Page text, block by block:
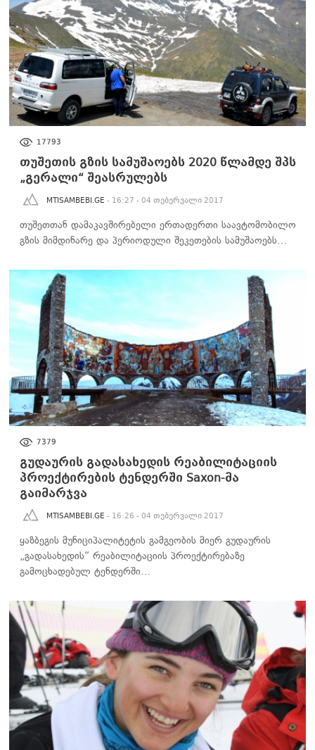
17793
თუშეთის გზის სამუშაოებს 2020 წლამდე შპს
„გერალი“ შეასრულებს
MTISAMBEBI.GE - 16:27 - 04 თებერვალი 2017
თუშეთთან დამაკავშირებელი ერთადერთი საავტომობილო
გზის მიმდინარე და პერიოდული შეკეთების სამუშაოებს…
7379
გუდაურის გადასახედის რეაბილიტაციის
პროექტირების ტენდერში Saxon-მა
გაიმარჯვა
MTISAMBEBI.GE - 16:26 - 04 თებერვალი 2017
ყაზბეგის მუნიციპალიტეტის გამგეობის მიერ გუდაურის
„გადასახედის“ რეაბილიტაციის პროექტირებაზე
გამოცხადებულ ტენდერში…